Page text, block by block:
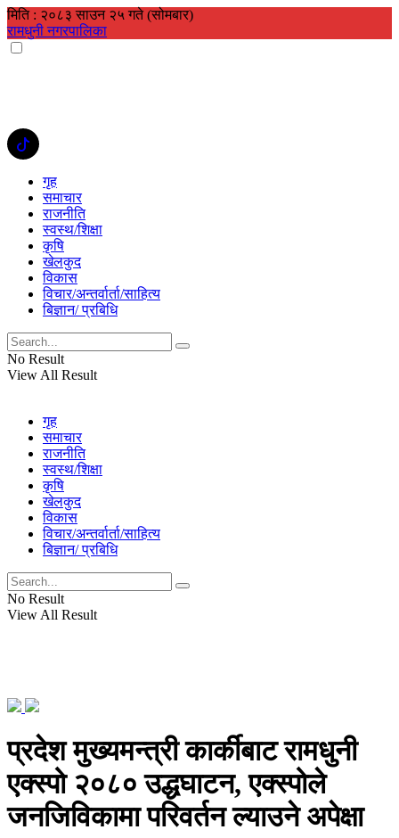
मिति : २०८३ साउन २५ गते (सोमबार)
रामधुनी नगरपालिका
गृह
समाचार
राजनीति
स्वस्थ/शिक्षा
कृषि
खेलकुद
विकास
विचार/अन्तर्वार्ता/साहित्य
बिज्ञान/ प्रबिधि
No Result
View All Result
गृह
समाचार
राजनीति
स्वस्थ/शिक्षा
कृषि
खेलकुद
विकास
विचार/अन्तर्वार्ता/साहित्य
बिज्ञान/ प्रबिधि
No Result
View All Result
प्रदेश मुख्यमन्त्री कार्कीबाट रामधुनी
एक्स्पो २०८० उद्धघाटन, एक्स्पोले
जनजिविकामा परिवर्तन ल्याउने अपेक्षा